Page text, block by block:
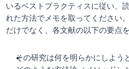
いるベストプラクティスに従い、
れた方法でメモを取ってください
だけでなく、各文献の以下の要点
その研究は何を明らかにしよう